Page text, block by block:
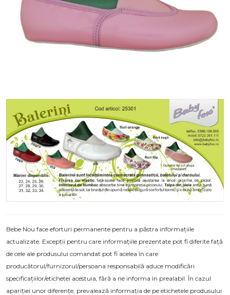
Bebe Nou face eforturi permanente pentru a păstra informațiile
actualizate. Excepții pentru care informațiile prezentate pot fi diferite față
de cele ale produsului comandat pot fi acelea în care
producătorul/furnizorul/persoana responsabilă aduce modificări
specificațiilor/etichetei acestuia, fără a ne informa în prealabil. În cazul
apariției unor diferențe, prevalează informația de pe etichetele produsului